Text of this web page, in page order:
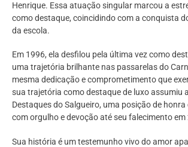
Henrique. Essa atuação singular marcou a
como destaque, coincidindo com a conquista
da escola.
Em 1996, ela desfilou pela última vez como
uma trajetória brilhante nas passarelas do
mesma dedicação e comprometimento que
sua trajetória como destaque de luxo assumiu
Destaques do Salgueiro, uma posição de honra
com orgulho e devoção até seu falecimento em
Sua história é um testemunho vivo do amor